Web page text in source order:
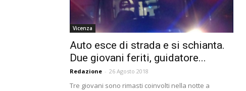
Vicenza
Auto esce di strada e si schianta.
Due giovani feriti, guidatore...
Redazione - 26 Agosto 2018
Tre giovani sono rimasti coinvolti nella notte a